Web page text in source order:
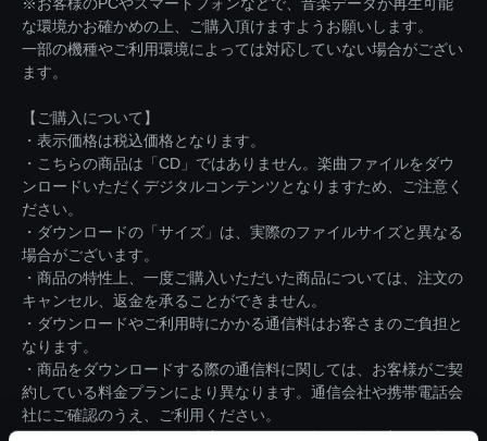
な環境かお確かめの上、ご購入頂けますようお願いします。
一部の機種やご利用環境によっては対応していない場合がござい
ます。
【ご購入について】
・表示価格は税込価格となります。
・こちらの商品は「CD」ではありません。楽曲ファイルをダウ
ンロードいただくデジタルコンテンツとなりますため、ご注意く
ださい。
・ダウンロードの「サイズ」は、実際のファイルサイズと異なる
場合がございます。
・商品の特性上、一度ご購入いただいた商品については、注文の
キャンセル、返金を承ることができません。
・ダウンロードやご利用時にかかる通信料はお客さまのご負担と
なります。
・商品をダウンロードする際の通信料に関しては、お客様がご契
約している料金プランにより異なります。通信会社や携帯電話会
社にご確認のうえ、ご利用ください。